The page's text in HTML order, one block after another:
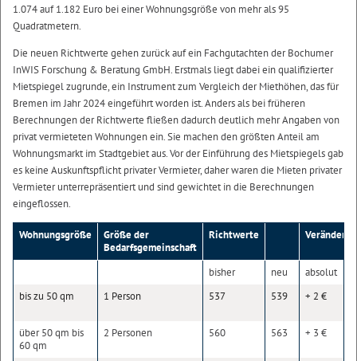
1.074 auf 1.182 Euro bei einer Wohnungsgröße von mehr als 95
Quadratmetern.
Die neuen Richtwerte gehen zurück auf ein Fachgutachten der Bochumer
InWIS Forschung & Beratung GmbH. Erstmals liegt dabei ein qualifizierter
Mietspiegel zugrunde, ein Instrument zum Vergleich der Miethöhen, das für
Bremen im Jahr 2024 eingeführt worden ist. Anders als bei früheren
Berechnungen der Richtwerte fließen dadurch deutlich mehr Angaben von
privat vermieteten Wohnungen ein. Sie machen den größten Anteil am
Wohnungsmarkt im Stadtgebiet aus. Vor der Einführung des Mietspiegels gab
es keine Auskunftspflicht privater Vermieter, daher waren die Mieten privater
Vermieter unterrepräsentiert und sind gewichtet in die Berechnungen
eingeflossen.
Wohnungsgröße
Größe der
Bedarfsgemeinschaft
Richtwerte
bisher neu
absolut
bis zu 50 qm
1 Person 537 539 + 2 €
über 50 qm bis
60 qm
2 Personen 560 563 + 3 €